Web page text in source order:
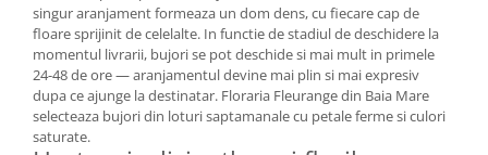
singur aranjament formeaza un dom dens, cu fiecare cap de
floare sprijinit de celelalte. In functie de stadiul de deschidere la
momentul livrarii, bujori se pot deschide si mai mult in primele
24-48 de ore — aranjamentul devine mai plin si mai expresiv
dupa ce ajunge la destinatar. Floraria Fleurange din Baia Mare
selecteaza bujori din loturi saptamanale cu petale ferme si culori
saturate.